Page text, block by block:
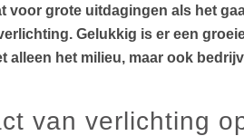
voor grote uitdagingen als het
Gelukkig is er een
alleen het milieu, maar ook
van verlichting